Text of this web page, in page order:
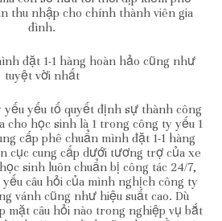
thu nhập cho chính thành viên gia
đình.
đặt 1-1 hàng hoàn hảo cũng như
tuyệt vời nhất
yếu tố quyết định sự thành công
cho học sinh là 1 trong công ty yếu 1
cấp phê chuẩn mình đặt 1-1 hàng
cục cung cấp dưới tương trợ của xe
sinh luôn chuẩn bị công tác 24/7,
câu hỏi của mình nghịch công ty
vánh cũng như hiệu suất cao. Dù
mặt câu hỏi nào trong nghiệp vụ bắt